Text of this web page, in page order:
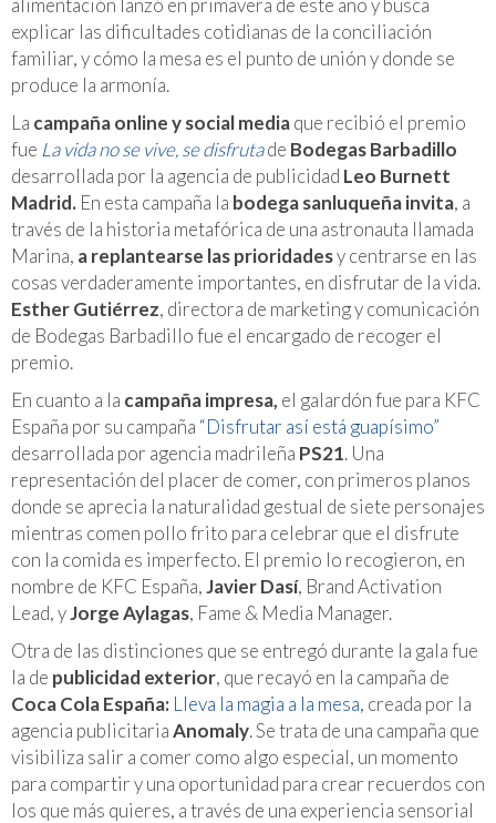
explicar las dificultades cotidianas de la conciliación
familiar, y cómo la mesa es el punto de unión y donde se
produce la armonía.
La campaña online y social mediaque recibió el premio
fue La vida no se vive, se disfrutade Bodegas Barbadillo
desarrollada por la agencia de publicidad Leo Burnett
Madrid. En esta campaña la bodega sanluqueña invita, a
través de la historia metafórica de una astronauta llamada
Marina, a replantearse las prioridadesy centrarse en las
cosas verdaderamente importantes, en disfrutar de la vida.
Esther Gutiérrez, directora de marketing y comunicación
de Bodegas Barbadillo fue el encargado de recoger el
premio.
En cuanto a la campaña impresa, el galardón fue para KFC
España por su campaña “Disfrutar así está guapísimo”
desarrollada por agencia madrileña PS21. Una
representación del placer de comer, con primeros planos
donde se aprecia la naturalidad gestual de siete personajes
mientras comen pollo frito para celebrar que el disfrute
con la comida es imperfecto. El premio lo recogieron, en
nombre de KFC España,Javier Dasí, Brand Activation
Lead, yJorge Aylagas, Fame & Media Manager.
Otra de las distinciones que se entregó durante la gala fue
la de publicidad exterior, que recayó en la campaña de
Coca Cola España: Lleva la magia a la mesa, creada por la
agencia publicitariaAnomaly. Se trata de una campaña que
visibiliza salir a comer como algo especial, un momento
para compartir y una oportunidad para crear recuerdos con
los que más quieres, a través de una experiencia sensorial